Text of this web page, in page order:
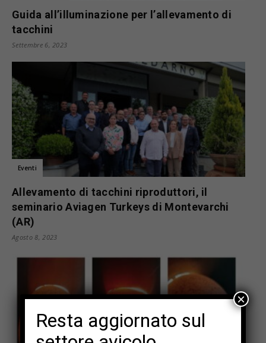
Guida all’illuminazione per l’allevamento di
tacchini
Settembre 6, 2023
Eventi
Allevamento di tacchini riproduttori, il
seminario Aviagen Turkeys di Montevarchi
(AR)
Agosto 8, 2023
Resta aggiornato sul
×